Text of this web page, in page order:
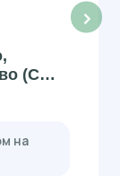
(С
на
›